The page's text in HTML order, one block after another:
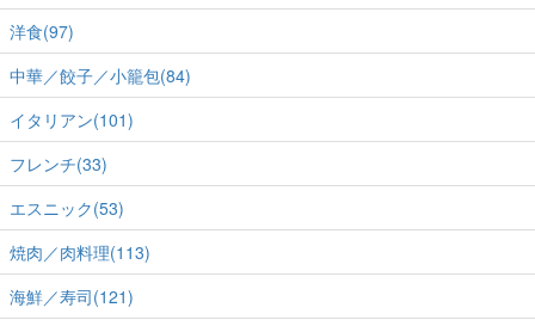
洋食(97)
中華／餃子／小籠包(84)
イタリアン(101)
フレンチ(33)
エスニック(53)
焼肉／肉料理(113)
海鮮／寿司(121)